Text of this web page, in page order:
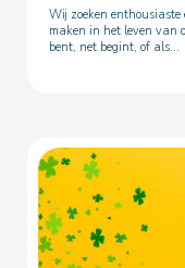
Wij zoeken enthousiaste
maken in het leven van
bent, net begint, of als...